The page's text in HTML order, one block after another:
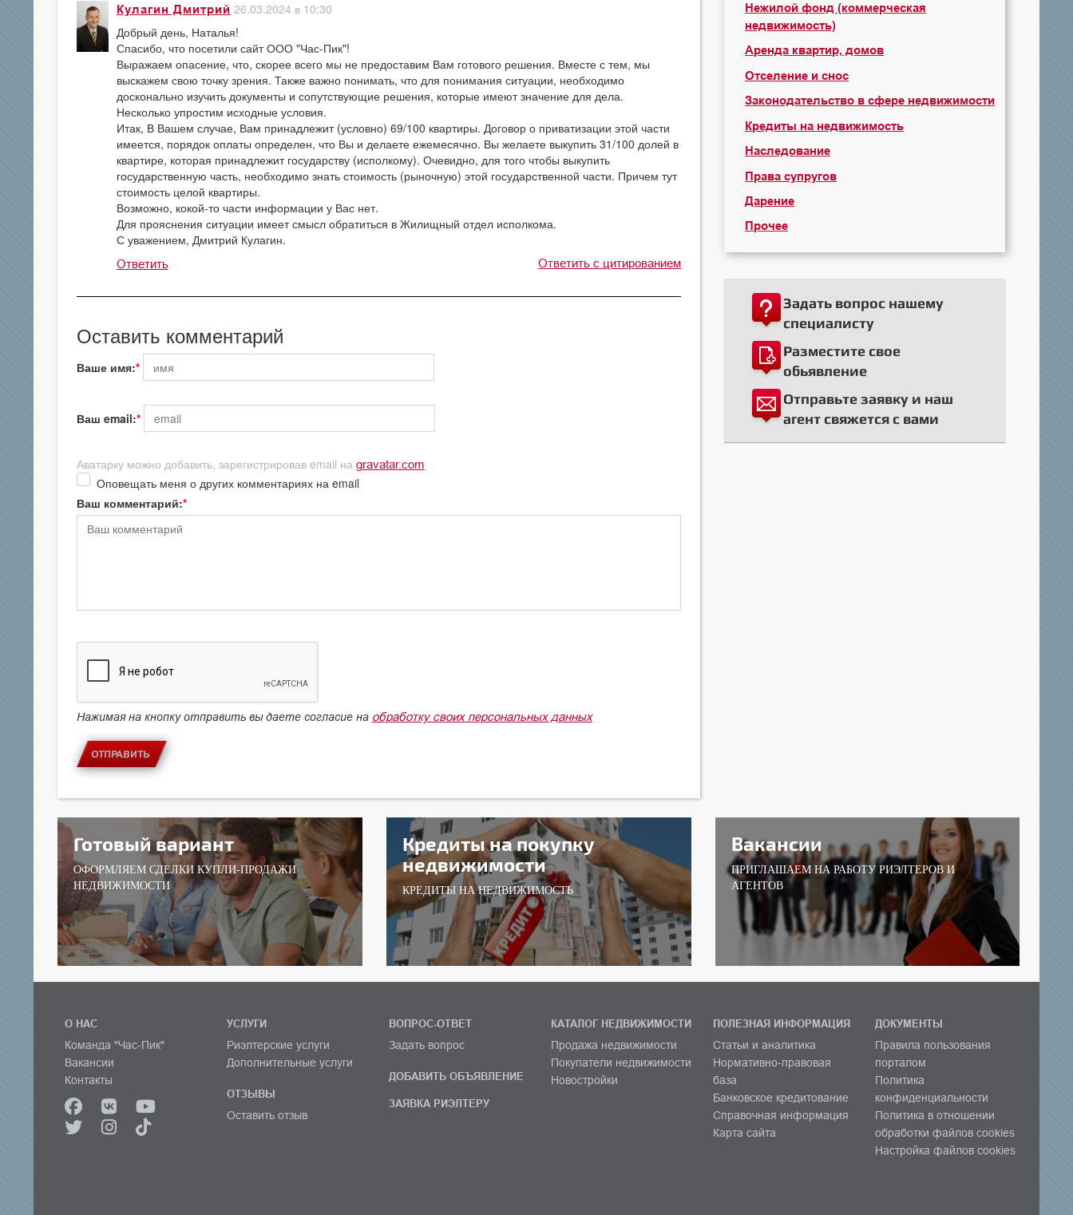
Кулагин Дмитрий 26.03.2024 в 10:30
Добрый день, Наталья!
Спасибо, что посетили сайт ООО "Час-Пик"!
Выражаем опасение, что, скорее всего мы не предоставим Вам готового решения. Вместе с тем, мы
выскажем свою точку зрения. Также важно понимать, что для понимания ситуации, необходимо
досконально изучить документы и сопутствующие решения, которые имеют значение для дела.
Несколько упростим исходные условия.
Итак, В Вашем случае, Вам принадлежит (условно) 69/100 квартиры. Договор о приватизации этой части
имеется, порядок оплаты определен, что Вы и делаете ежемесячно. Вы желаете выкупить 31/100 долей в
квартире, которая принадлежит государству (исполкому). Очевидно, для того чтобы выкупить
государственную часть, необходимо знать стоимость (рыночную) этой государственной части. Причем тут
стоимость целой квартиры.
Возможно, кокой-то части информации у Вас нет.
Для прояснения ситуации имеет смысл обратиться в Жилищный отдел исполкома.
С уважением, Дмитрий Кулагин.
Ответить Ответить с цитированием
Оставить комментарий
Ваше имя:
Ваш email:
Аватарку можно добавить, зарегистрировав email на gravatar.com
Оповещать меня о других комментариях на email
Ваш комментарий:
Нажимая на кнопку отправить вы даете согласие на обработку своих персональных данных
ОТПРАВИТЬ
Нежилой фонд (коммерческая
недвижимость)
Аренда квартир, домов
Отселение и снос
Законодательство в сфере недвижимости
Кредиты на недвижимость
Наследование
Права супругов
Дарение
Прочее
Задать вопрос нашему
специалисту
Разместите свое
обьявление
Отправьте заявку и наш
агент свяжется с вами
Готовый вариант
ОФОРМЛЯЕМ СДЕЛКИ КУПЛИ-ПРОДАЖИ
НЕДВИЖИМОСТИ
Кредиты на покупку
недвижимости
КРЕДИТЫ НА НЕДВИЖИМОСТЬ
Вакансии
ПРИГЛАШАЕМ НА РАБОТУ РИЭЛТЕРОВ И
АГЕНТОВ
О НАС
Команда "Час-Пик"
Вакансии
Контакты
УСЛУГИ
Риэлтерские услуги
Дополнительные услуги
ОТЗЫВЫ
Оставить отзыв
ВОПРОС-ОТВЕТ
Задать вопрос
ДОБАВИТЬ ОБЪЯВЛЕНИЕ
ЗАЯВКА РИЭЛТЕРУ
КАТАЛОГ НЕДВИЖИМОСТИ
Продажа недвижимости
Покупатели недвижимости
Новостройки
ПОЛЕЗНАЯ ИНФОРМАЦИЯ
Статьи и аналитика
Нормативно-правовая
база
Банковское кредитование
Справочная информация
Карта сайта
ДОКУМЕНТЫ
Правила пользования
порталом
Политика
конфиденциальности
Политика в отношении
обработки файлов cookies
Настройка файлов cookies